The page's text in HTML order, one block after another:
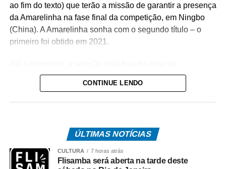
ao fim do texto) que terão a missão de garantir a presença
da Amarelinha na fase final da competição, em Ningbo
(China). A Amarelinha sonha com o segundo título – o
primeiro foi obtido em 2021.
classificação: ocupa a nona posição, com 13 pontos, um
a menos que a Turquia (7ª) e Bulgária (8ª), ambas com
14. Das 18 seleções inscritas no torneio, apenas as sete
reservada à China, por ser o país sede da reta final
(quartas, semifinais e decisão do título).
CONTINUE LENDO
ÚLTIMAS NOTÍCIAS
CULTURA 7 horas atrás
Flisamba será aberta na tarde deste